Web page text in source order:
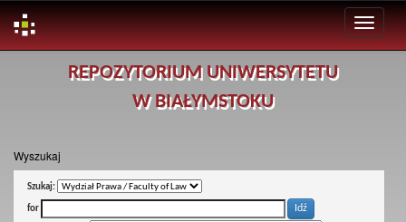
REPOZYTORIUM UNIWERSYTETU
W BIAŁYMSTOKU
Wyszukaj
Szukaj:
for